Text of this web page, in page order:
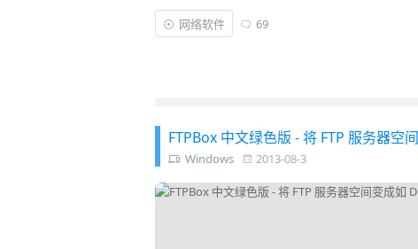
Resilio Sync (以前叫做 BitTorrent Sync) 是一款
让多台电脑之间直接互相同步和
文件，而
网络软件 69
FTPBox 中文绿色版 - 将 FTP 服务器
Windows 2013-08-3